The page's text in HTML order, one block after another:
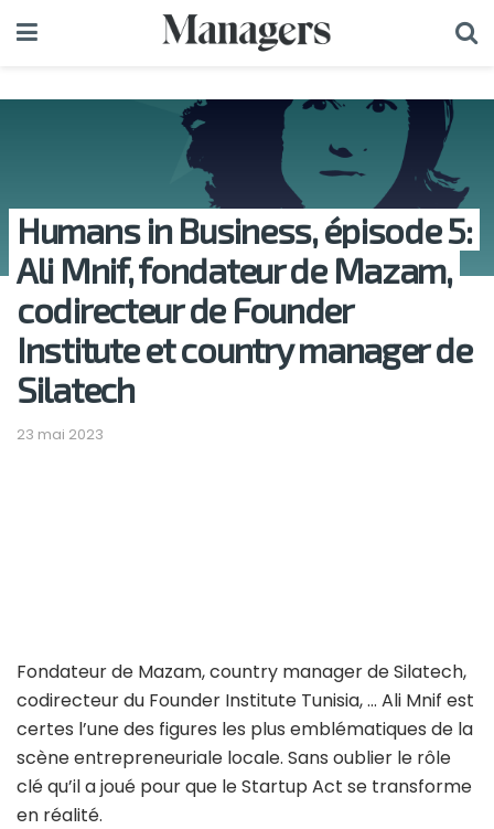
Humans in Business, épisode 5:
Ali Mnif, fondateur de Mazam,
codirecteur de Founder
Institute et country manager de
Silatech
23 mai 2023
Fondateur de Mazam, country manager de Silatech,
codirecteur du Founder Institute Tunisia, … Ali Mnif est
certes l’une des figures les plus emblématiques de la
scène entrepreneuriale locale. Sans oublier le rôle
clé qu’il a joué pour que le Startup Act se transforme
en réalité.